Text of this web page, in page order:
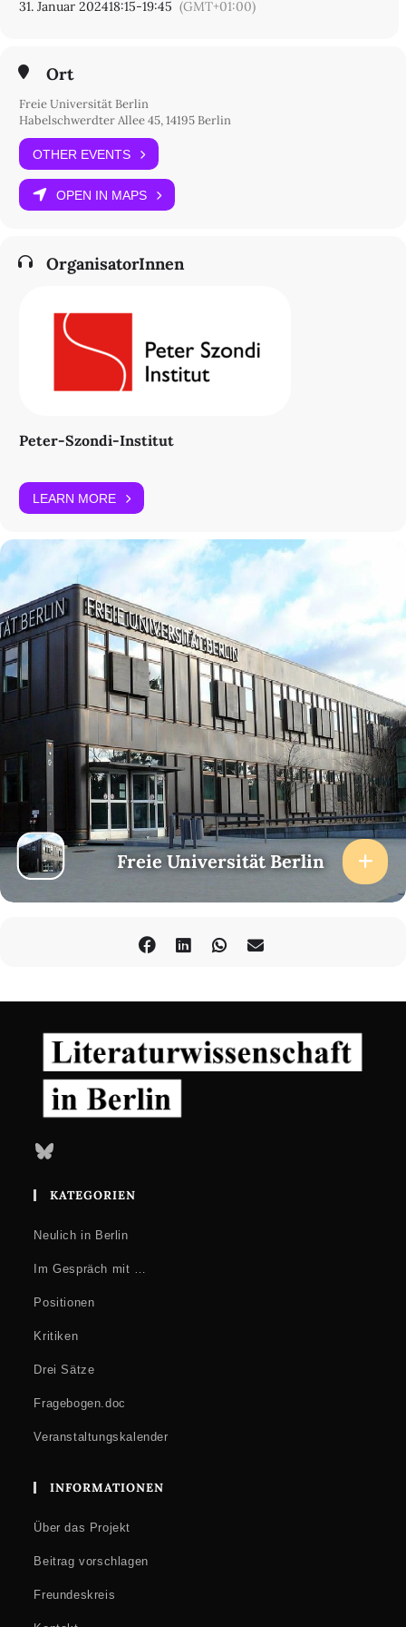
Vortrag und in der Diskussion auch um den Vergleich mit anderen
Braunschweig)
Frankfurt)
31. Januar 202418:15-19:45 (GMT+01:00)
Ort
Freie Universität Berlin
Habelschwerdter Allee 45, 14195 Berlin
OTHER EVENTS
OPEN IN MAPS
OrganisatorInnen
Peter-Szondi-Institut
LEARN MORE
Freie Universität Berlin
Bluesky
KATEGORIEN
Neulich in Berlin
Im Gespräch mit …
Positionen
Kritiken
Drei Sätze
Fragebogen.doc
Veranstaltungskalender
INFORMATIONEN
Über das Projekt
Beitrag vorschlagen
Freundeskreis